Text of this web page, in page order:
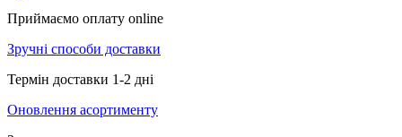
Приймаємо оплату online
Зручні способи доставки
Термін доставки 1-2 дні
Оновлення асортименту